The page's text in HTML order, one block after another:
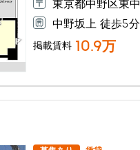
東京都中野区東
中野坂上 徒歩5分
掲載賃料 10.9万